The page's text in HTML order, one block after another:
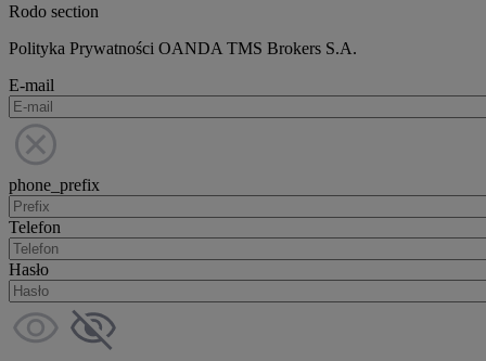
Rodo section
Polityka Prywatności OANDA TMS Brokers S.A.
E-mail
phone_prefix
Telefon
Hasło